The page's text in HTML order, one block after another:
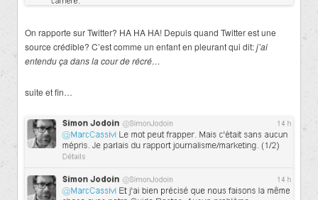
On rapporte sur Twitter? HA HA HA! Depuis quand Twitter est une
source crédible? C’est comme un enfant en pleurant qui dit:j’ai
entendu ça dans la cour de récré…
suite et fin…